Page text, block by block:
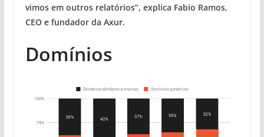
vimos em outros relatórios”, explica Fabio Ramos,
CEO e fundador da Axur.
Domínios